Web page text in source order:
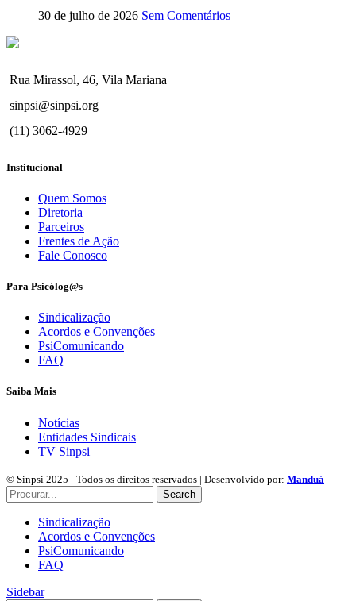
30 de julho de 2026 Sem Comentários
Rua Mirassol, 46, Vila Mariana
sinpsi@sinpsi.org
(11) 3062-4929
Institucional
Quem Somos
Diretoria
Parceiros
Frentes de Ação
Fale Conosco
Para Psicólog@s
Sindicalização
Acordos e Convenções
PsiComunicando
FAQ
Saiba Mais
Notícias
Entidades Sindicais
TV Sinpsi
© Sinpsi 2025 - Todos os direitos reservados | Desenvolvido por: Manduá
Search
Sindicalização
Acordos e Convenções
PsiComunicando
FAQ
Sidebar